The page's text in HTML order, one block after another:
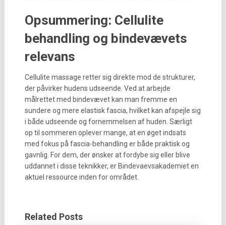
Opsummering: Cellulite
behandling og bindevævets
relevans
Cellulite massage retter sig direkte mod de strukturer,
der påvirker hudens udseende. Ved at arbejde
målrettet med bindevævet kan man fremme en
sundere og mere elastisk fascia, hvilket kan afspejle sig
i både udseende og fornemmelsen af huden. Særligt
op til sommeren oplever mange, at en øget indsats
med fokus på fascia-behandling er både praktisk og
gavnlig. For dem, der ønsker at fordybe sig eller blive
uddannet i disse teknikker, er Bindevaevsakademiet en
aktuel ressource inden for området.
Related Posts